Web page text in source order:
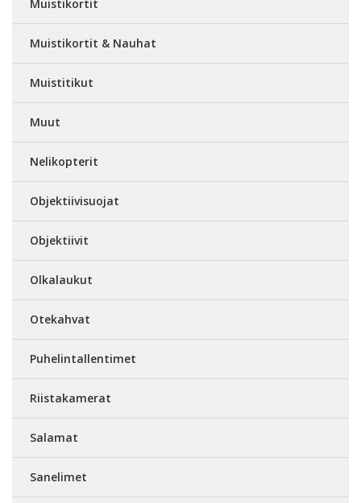
Muistikortit
Muistikortit & Nauhat
Muistitikut
Muut
Nelikopterit
Objektiivisuojat
Objektiivit
Olkalaukut
Otekahvat
Puhelintallentimet
Riistakamerat
Salamat
Sanelimet